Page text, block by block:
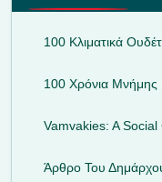
100 Κλιματικά
100 Χρόνια Μνήμης
Vamvakies: A
Άρθρο Του